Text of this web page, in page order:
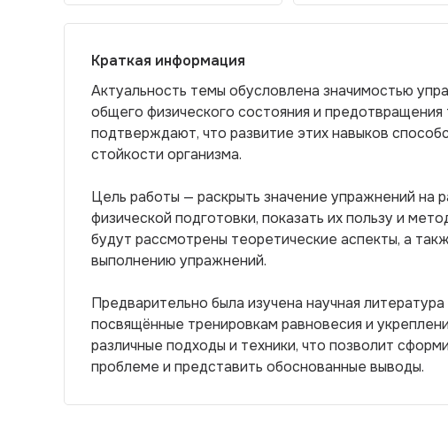
Краткая информация
Актуальность темы обусловлена значимостью
общего физического состояния и
подтверждают, что развитие этих навыков
стойкости организма.
Цель работы — раскрыть значение упражнений на
физической подготовки, показать их пользу и
будут рассмотрены теоретические аспекты, а
выполнению упражнений.
Предварительно была изучена научная
посвящённые тренировкам равновесия и
различные подходы и техники, что позволит
проблеме и представить обоснованные выводы.